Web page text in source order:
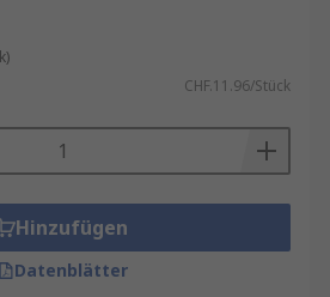
der Energieverbrauch
In der
sind beispielsweise
reinigende
CHF.11.96/Stück
Hinzufügen
Datenblätter